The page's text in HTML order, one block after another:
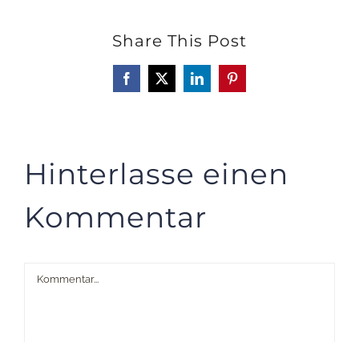
Share This Post
Facebook
X LinkedInPinterest
Hinterlasse einen
Kommentar
Kommentar